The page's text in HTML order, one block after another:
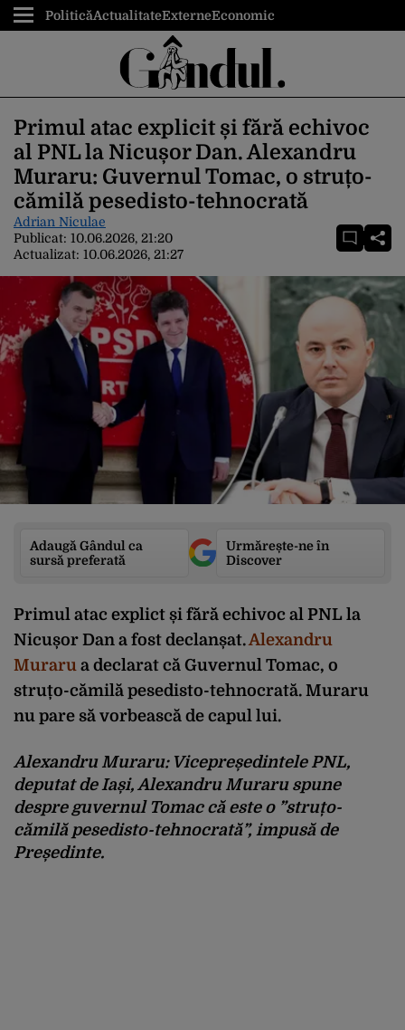
PoliticăActualitateExterneEconomic
Primul atac explicit și fără echivoc
al PNL la Nicușor Dan. Alexandru
Muraru: Guvernul Tomac, o struțo-
cămilă pesedisto-tehnocrată
Adrian Niculae
Publicat: 10.06.2026, 21:20
Actualizat: 10.06.2026, 21:27
Adaugă Gândul ca
sursă preferată
Urmărește-ne în
Discover
Primul atac explict și fără echivoc al PNL la
Nicușor Dan a fost declanșat.Alexandru
Muraru a declarat că Guvernul Tomac, o
struțo-cămilă pesedisto-tehnocrată. Muraru
nu pare să vorbească de capul lui.
Alexandru Muraru: Vicepreședintele PNL,
deputat de Iași, Alexandru Muraru spune
despre guvernul Tomac că este o ”struțo-
cămilă pesedisto-tehnocrată”, impusă de
Președinte.